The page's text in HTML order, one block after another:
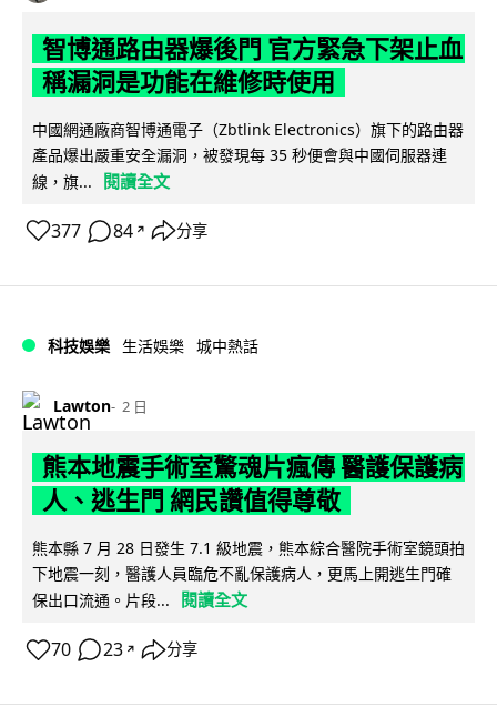
智博通路由器爆後門 官方緊急下架止血
稱漏洞是功能在維修時使用
中國網通廠商智博通電子（Zbtlink Electronics）旗下的路由器
產品爆出嚴重安全漏洞，被發現每 35 秒便會與中國伺服器連
線，旗...
閱讀全文
377 84 ↗ 分享
科技娛樂 生活娛樂 城中熱話
Lawton 2 日
熊本地震手術室驚魂片瘋傳 醫護保護病
人、逃生門 網民讚值得尊敬
熊本縣 7 月 28 日發生 7.1 級地震，熊本綜合醫院手術室鏡頭拍
下地震一刻，醫護人員臨危不亂保護病人，更馬上開逃生門確
保出口流通。片段...
閱讀全文
70 23 ↗ 分享